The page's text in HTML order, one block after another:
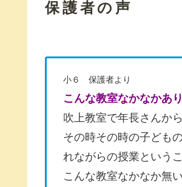
保護者の声
小６ 保護者より
こんな教室なかなかあ
吹上教室で年長さんか
その時その時の子ども
れながらの授業という
こんな教室なかなか無い